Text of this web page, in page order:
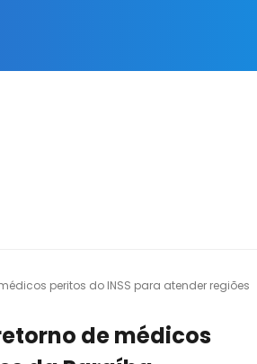
peritos do INSS para atender regiões
de médicos